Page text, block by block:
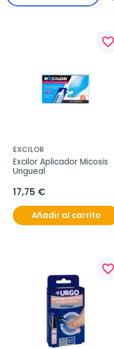
favorite_border
EXCILOR
Excilor Aplicador Micosis
Ungueal
17,75 €
Añadir al carrito
favorite_border